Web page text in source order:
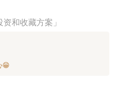
和收藏方案」